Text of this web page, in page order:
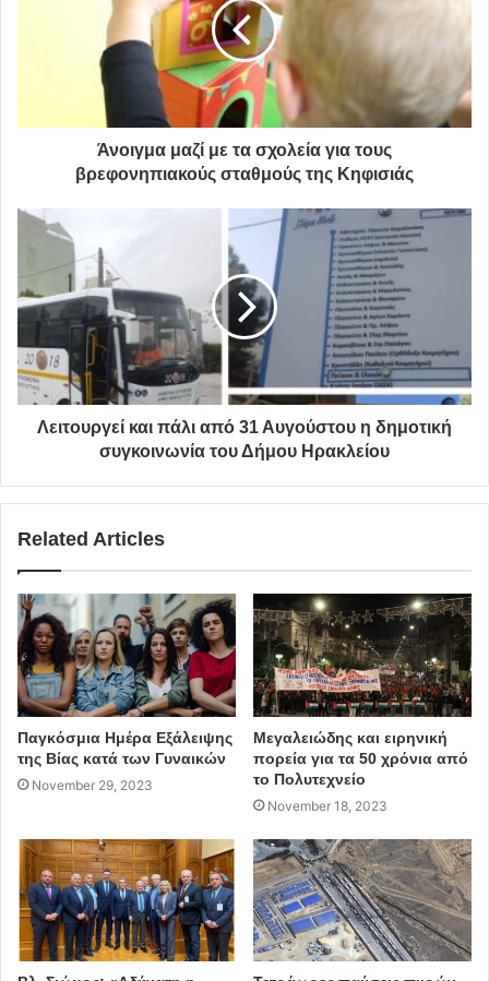
σημαντικότερο όλων είναι, να συνεχίσετε να ονειρεύεστε
ένα καλύτερο
Παλλήνη Πανελλήνιες εξετάσεις
Ευχές Θανάσης Ζούτσος
επιτυχόντες
Άνοιγμα μαζί με τα σχολεία για τους
βρεφονηπιακούς σταθμούς της Κηφισιάς
Λειτουργεί και πάλι από 31 Αυγούστου η δημοτική
συγκοινωνία του Δήμου Ηρακλείου
Related Articles
Παγκόσμια Ημέρα Εξάλειψης
της Βίας κατά των Γυναικών
November 29, 2023
Μεγαλειώδης και ειρηνική
πορεία για τα 50 χρόνια από
το Πολυτεχνείο
November 18, 2023